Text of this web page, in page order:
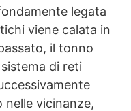
legata
viene calata in
il tonno
di reti
vicinanze,